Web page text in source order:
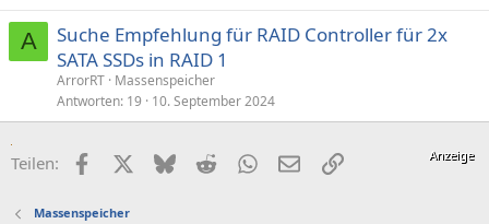
A
Suche Empfehlung für RAID Controller für 2x
SATA SSDs in RAID 1
ArrorRT Massenspeicher
Antworten 19 10. September 2024
Teilen: FacebookX (Twitter)
BlueskyRedditWhatsApp
E-MailLink
Massenspeicher